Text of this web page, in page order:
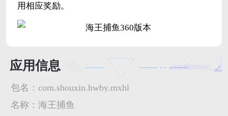
用相应奖励。
应用信息
包名： com.shouxin.hwby.mxhl
名称： 海王捕鱼